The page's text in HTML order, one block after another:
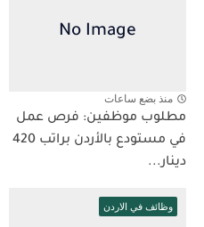
منذ بضع ساعات
مطلوب موظفين: فرص عمل
في مستودع بالأردن براتب 420
دينار...
وظائف في الاردن